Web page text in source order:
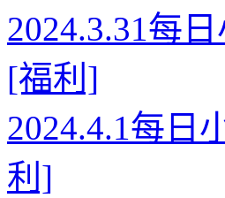
2024.3.31每
[福利]
2024.4.1每日
利]